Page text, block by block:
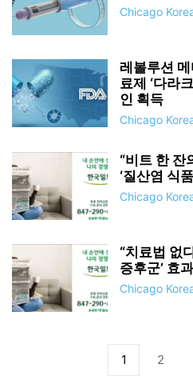
Chicago
레볼루션
료제 ‘다라
인 획득
Chicago
“비트 한 잔
‘질산염 식
Chicago
“치료법 없
증후군’ 효
Chicago
1 2